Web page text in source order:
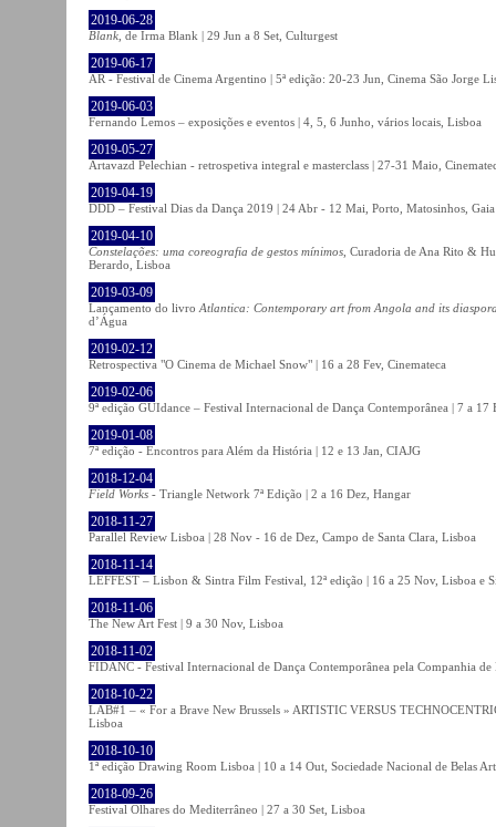
2019-06-28
Blank , de Irma Blank | 29 Jun a 8 Set, Culturgest
2019-06-17
AR - Festival de Cinema Argentino | 5ª edição: 20-23 Jun, Cinema São Jorge
2019-06-03
Fernando Lemos – exposições e eventos | 4, 5, 6 Junho, vários locais, Lisboa
2019-05-27
Artavazd Pelechian - retrospetiva integral e masterclass | 27-31 Maio,
2019-04-19
DDD – Festival Dias da Dança 2019 | 24 Abr - 12 Mai, Porto, Matosinhos, Gaia
2019-04-10
Constelações: uma coreografia de gestos mínimos , Curadoria de Ana Rito &
Berardo, Lisboa
2019-03-09
Lançamento do livro Atlantica: Contemporary art from Angola and its
d’Água
2019-02-12
Retrospectiva "O Cinema de Michael Snow" | 16 a 28 Fev, Cinemateca
2019-02-06
9ª edição GUIdance – Festival Internacional de Dança Contemporânea | 7 a 17
2019-01-08
7ª edição - Encontros para Além da História | 12 e 13 Jan, CIAJG
2018-12-04
Field Works - Triangle Network 7ª Edição | 2 a 16 Dez, Hangar
2018-11-27
Parallel Review Lisboa | 28 Nov - 16 de Dez, Campo de Santa Clara, Lisboa
2018-11-14
LEFFEST – Lisbon & Sintra Film Festival, 12ª edição | 16 a 25 Nov, Lisboa e
2018-11-06
The New Art Fest | 9 a 30 Nov, Lisboa
2018-11-02
FIDANC - Festival Internacional de Dança Contemporânea pela Companhia
2018-10-22
LAB#1 – « For a Brave New Brussels » ARTISTIC VERSUS
Lisboa
2018-10-10
1ª edição Drawing Room Lisboa | 10 a 14 Out, Sociedade Nacional de Belas
2018-09-26
Festival Olhares do Mediterrâneo | 27 a 30 Set, Lisboa